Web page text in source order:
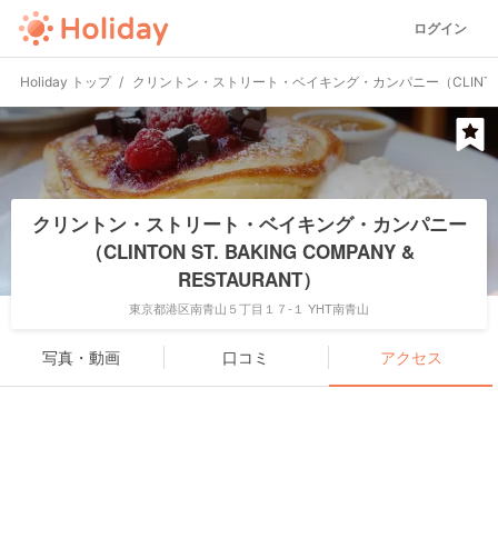
ログイン
Holiday トップ クリントン・ストリート・ベイキング・カンパニー（
クリントン・ストリート・ベイキング・カンパニー
（CLINTON ST. BAKING COMPANY &
RESTAURANT）
東京都港区南青山５丁目１７-１ YHT南青山
写真・動画 口コミ アクセス